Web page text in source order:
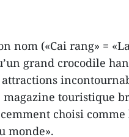
nom («Cai rang» =
grand crocodile
magazine touristique
choisi
monde».